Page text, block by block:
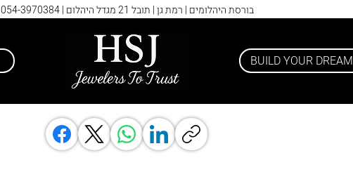
בורסת היהלומים | רמת גן | תובל 21 מגדל היהלום | 054-3970384
BUILD YOUR DREAM